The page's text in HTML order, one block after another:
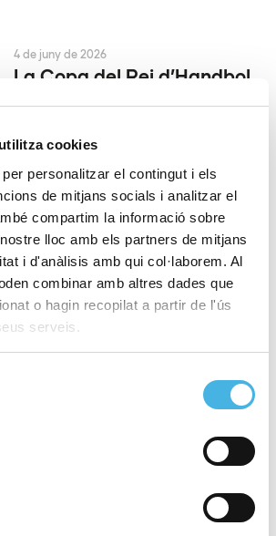
cookies
personalitzar el contingut i els
de mitjans socials i analitzar el
compartim la informació sobre
lloc amb els partners de mitjans
i d'anàlisis amb qui col·laborem. Al
combinar amb altres dades que
o hagin recopilat a partir de l'ús
serveis.
La Copa del Rei d’Handbol
4 de juny de 2026
El València Club d’Hoquei
ascendix a la màxima
catogoría
29 de maig de 2026
El València Club d’Hoquei,
a brindar el tercer ascens
Comunitat de l’Esport
28 de maig de 2026
obra l’ascens a Asobal